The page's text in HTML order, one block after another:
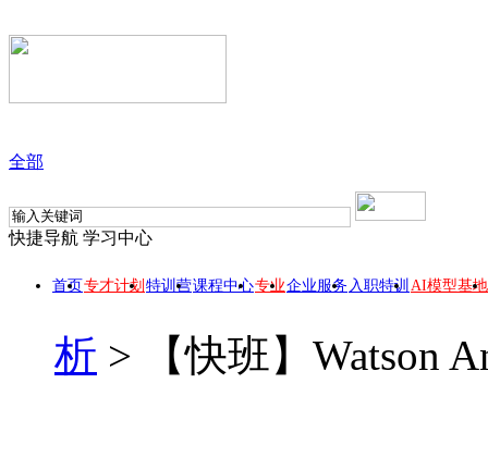
全部
快捷导航 学习中心
首页专才计划 特训营课程中心专业企业服务 入职特训 AI模型基地
析 > 【快班】Watson